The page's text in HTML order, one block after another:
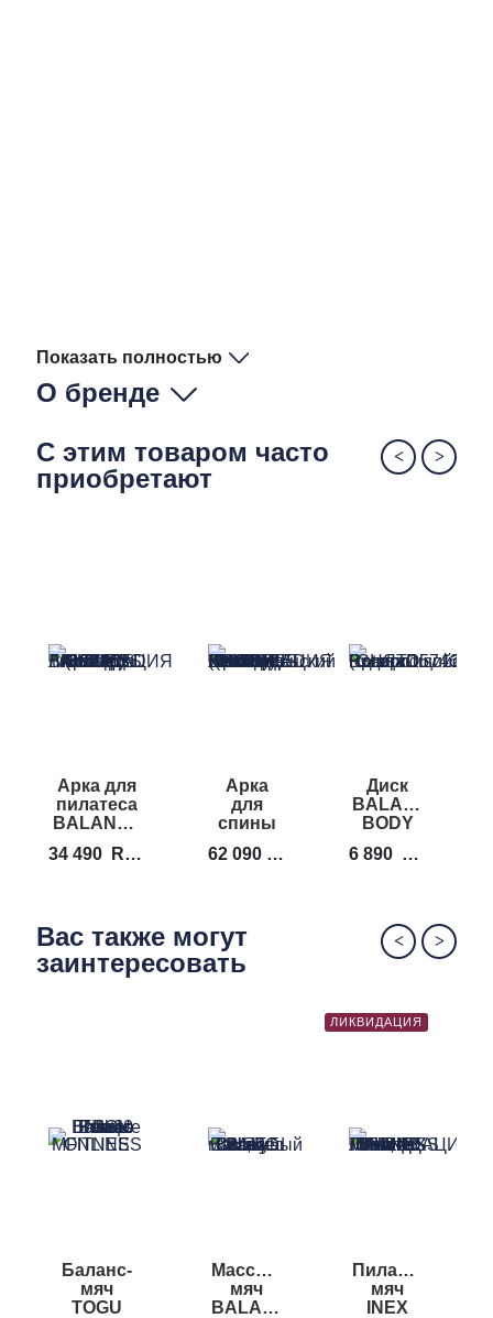
Показать полностью
О бренде
С этим товаром часто
приобретают
Арка для
пилатеса
BALANCED
Pilates
34 490 RUB
Арка
для
спины
BODY62 090
RUB
Диск
BALANCED
BODY
Rotator
6 890 RUB
Вас также могут
заинтересовать
Баланс-
мяч
TOGU
Массажный
мяч
BALANCED
ЛИКВИДАЦИЯ
Пилатес-
мяч
INEX